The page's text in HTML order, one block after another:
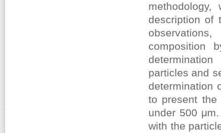
description of
composition
particles and
determination
to present
under 500
with the